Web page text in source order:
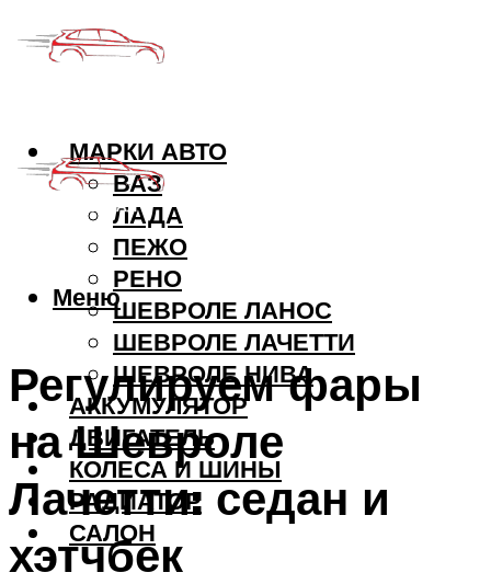
МАРКИ АВТО
ВАЗ
ЛАДА
ПЕЖО
РЕНО
ШЕВРОЛЕ ЛАНОС
ШЕВРОЛЕ ЛАЧЕТТИ
ШЕВРОЛЕ НИВА
АККУМУЛЯТОР
ДВИГАТЕЛЬ
КОЛЕСА И ШИНЫ
РАДИАТОР
САЛОН
Меню
Регулируем фары
на Шевроле
Лачетти: седан и
хэтчбек